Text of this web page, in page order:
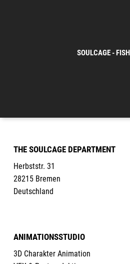
SOULCAGE -
THE SOULCAGE DEPARTMENT
Herbststr. 31
28215 Bremen
Deutschland
ANIMATIONSSTUDIO
3D Charakter Animation